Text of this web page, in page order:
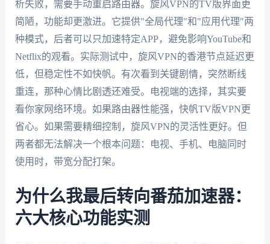
析失败，需要手动重启路由器。旋风VPN的TV版界面更
简陋，功能却更激进。它提供"全局代理"和"应用代理"两
种模式，后者可以只加速特定APP，避免影响YouTube和
Netflix的观看。实际测试中，旋风VPN的香港节点延迟更
低，但稳定性不如快帆。有次看到关键剧情，突然断线
重连，那种心情比剧透还难受。电视端的选择，其实要
看你家网络环境。如果路由器性能强，快帆TV版VPN更
省心。如果需要精细控制，旋风VPN的灵活性更好。但
两者都无法解决一个根本问题：电视、手机、电脑同时
使用时，带宽分配打架。
为什么我最后转向番茄加速器：
六大核心功能实测